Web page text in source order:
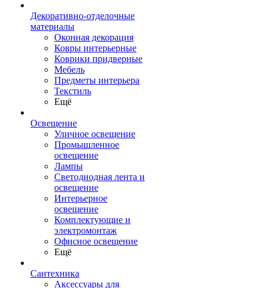
Декоративно-отделочные
материалы
Оконная декорация
Ковры интерьерные
Коврики придверные
Мебель
Предметы интерьера
Текстиль
Ещё
Освещение
Уличное освещение
Промышленное
освещение
Лампы
Светодиодная лента и
освещение
Интерьерное
освещение
Комплектующие и
электромонтаж
Офисное освещение
Ещё
Сантехника
Аксессуары для